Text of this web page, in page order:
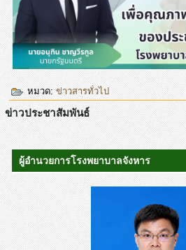
หมวด:ข่าวสารทั่วไป
ข่าวประชาสัมพันธ์
ผู้อำนวยการโรงพยาบาลจังหาร